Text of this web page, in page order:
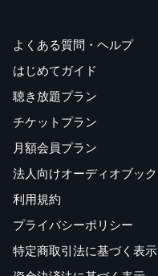
よくある質問・ヘルプ
はじめてガイド
聴き放題プラン
チケットプラン
月額会員プラン
法人向けオーディオブック
利用規約
プライバシーポリシー
特定商取引法に基づく表示